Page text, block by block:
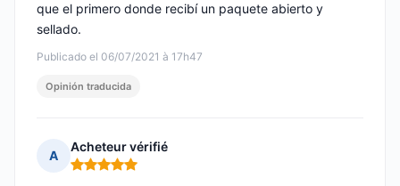
Publicado el 06/07/2021 à 17h47
que el primero donde recibí un paquete abierto y
sellado.
Opinión traducida
A
Acheteur vérifié
Nota: 5 de 5